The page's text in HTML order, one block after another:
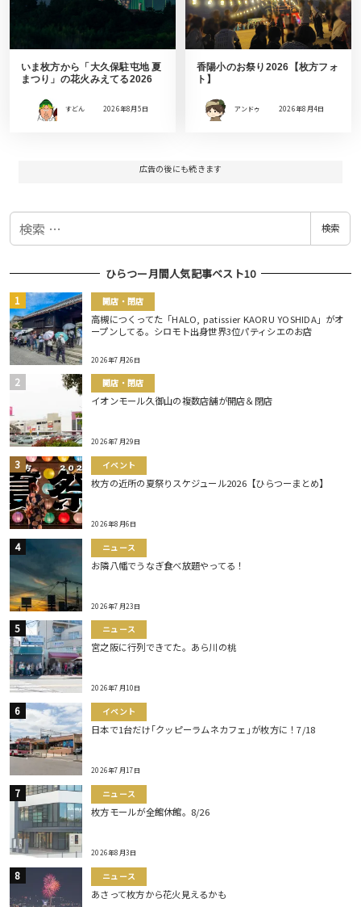
いま枚方から「大久保駐屯地 夏
まつり」の花火みえてる2026
すどん 2026年8月5日
香陽小のお祭り2026【枚方フォ
ト】
アンドゥ 2026年8月4日
広告の後にも続きます
検
検索
ひらつー月間人気記事ベスト10
開店・閉店
高槻につくってた「HALO, patissier KAORU YOSHIDA」がオ
ープンしてる。シロモト出身世界3位パティシエのお店
2026年7月26日
開店・閉店
イオンモール久御山の複数店舗が開店＆閉店
2026年7月29日
イベント
枚方の近所の夏祭りスケジュール2026【ひらつーまとめ】
2026年8月6日
ニュース
お隣八幡でうなぎ食べ放題やってる！
2026年7月23日
ニュース
宮之阪に行列できてた。あら川の桃
2026年7月10日
イベント
日本で1台だけ｢クッピーラムネカフェ｣が枚方に！7/18
2026年7月17日
ニュース
枚方モールが全館休館。8/26
2026年8月3日
ニュース
あさって枚方から花火見えるかも